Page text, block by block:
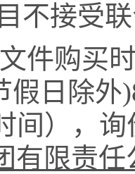
不接受
件购买
假日除外)
间）， 询
有限责任